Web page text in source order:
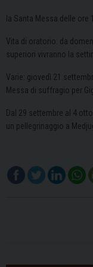
la Santa Messa delle ore
Vita di oratorio: da
superiori vivranno la
Varie: giovedì 21
Messa di suffragio per
Dal 29 settembre al 4
un pellegrinaggio a